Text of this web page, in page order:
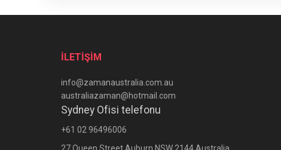
İLETİŞİM
info@zamanaustralia.com.au
australiazaman@hotmail.com
Sydney Ofisi telefonu
+61 02 96496006